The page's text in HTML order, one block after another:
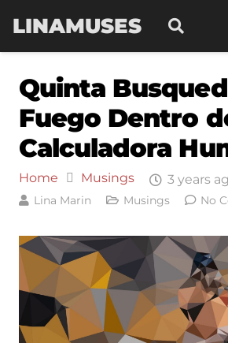
LINAMUSES
Quinta
Fuego Dentro
Calculadora
Home Musings 3 years
Lina Marin Musings No